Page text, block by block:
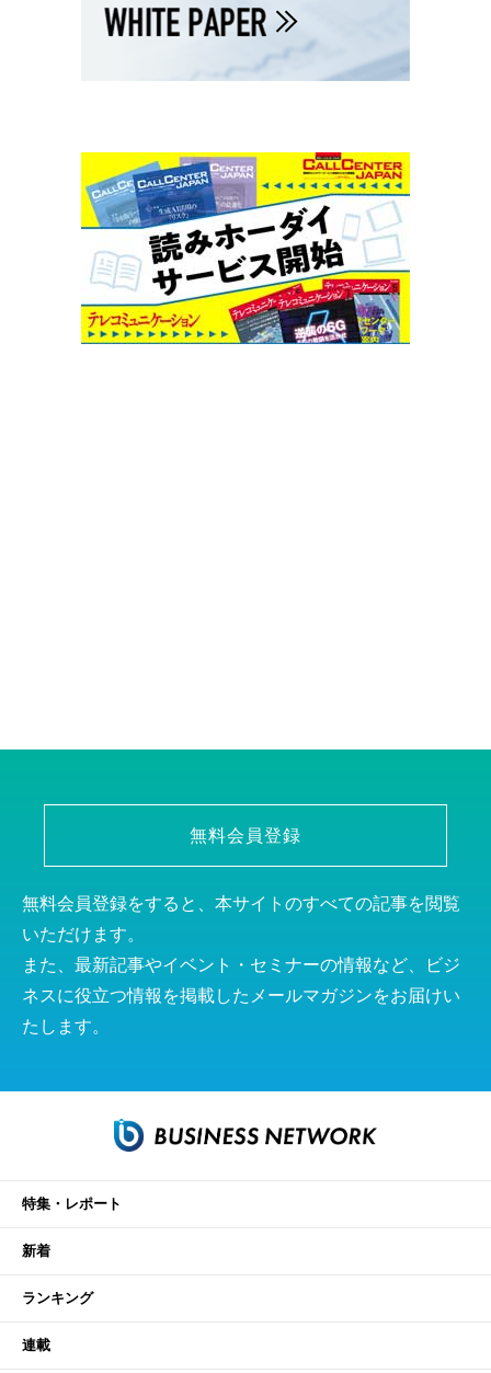
無料会員登録
無料会員登録をすると、本サイトのすべての記事を閲覧
いただけます。
また、最新記事やイベント・セミナーの情報など、ビジ
ネスに役立つ情報を掲載したメールマガジンをお届けい
たします。
特集・レポート
新着
ランキング
連載